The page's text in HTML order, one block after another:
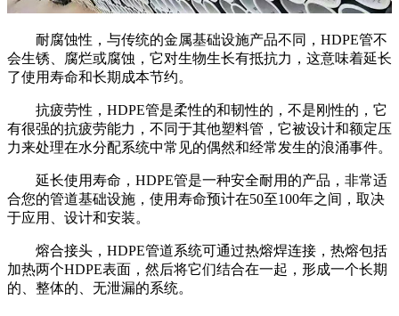
耐腐蚀性，与传统的金属基础设施产品不同，HDPE管不
会生锈、腐烂或腐蚀，它对生物生长有抵抗力，这意味着延长
了使用寿命和长期成本节约。
抗疲劳性，HDPE管是柔性的和韧性的，不是刚性的，它
有很强的抗疲劳能力，不同于其他塑料管，它被设计和额定压
力来处理在水分配系统中常见的偶然和经常发生的浪涌事件。
延长使用寿命，HDPE管是一种安全耐用的产品，非常适
合您的管道基础设施，使用寿命预计在50至100年之间，取决
于应用、设计和安装。
熔合接头，HDPE管道系统可通过热熔焊连接，热熔包括
加热两个HDPE表面，然后将它们结合在一起，形成一个长期
的、整体的、无泄漏的系统。